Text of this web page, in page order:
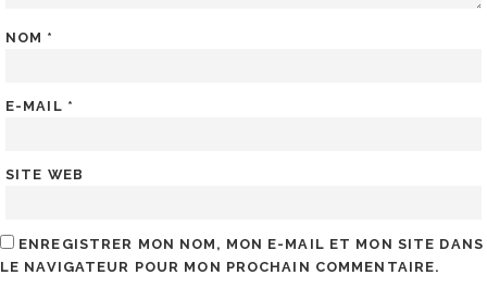
NOM *
E-MAIL *
SITE WEB
ENREGISTRER MON NOM, MON E-MAIL ET MON SITE DANS
LE NAVIGATEUR POUR MON PROCHAIN COMMENTAIRE.